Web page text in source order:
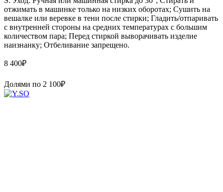
отжимать в машинке только на низких оборотах; Сушить на
вешалке или веревке в тени после стирки; Гладить/отпаривать
с внутренней стороны на средних температурах с большим
количеством пара; Перед стиркой выворачивать изделие
наизнанку; Отбеливание запрещено.
8 400₽
Долями по 2 100₽